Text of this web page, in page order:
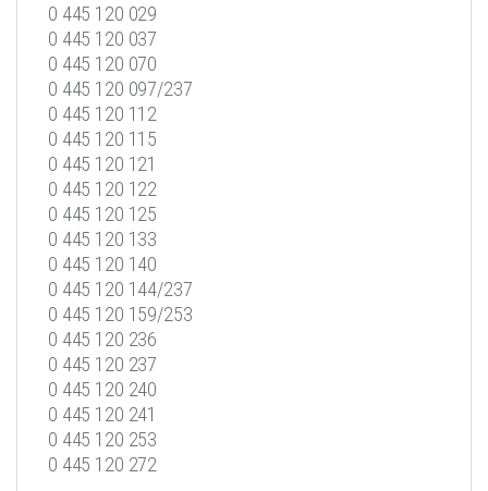
0 445 120 029
0 445 120 037
0 445 120 070
0 445 120 097/237
0 445 120 112
0 445 120 115
0 445 120 121
0 445 120 122
0 445 120 125
0 445 120 133
0 445 120 140
0 445 120 144/237
0 445 120 159/253
0 445 120 236
0 445 120 237
0 445 120 240
0 445 120 241
0 445 120 253
0 445 120 272